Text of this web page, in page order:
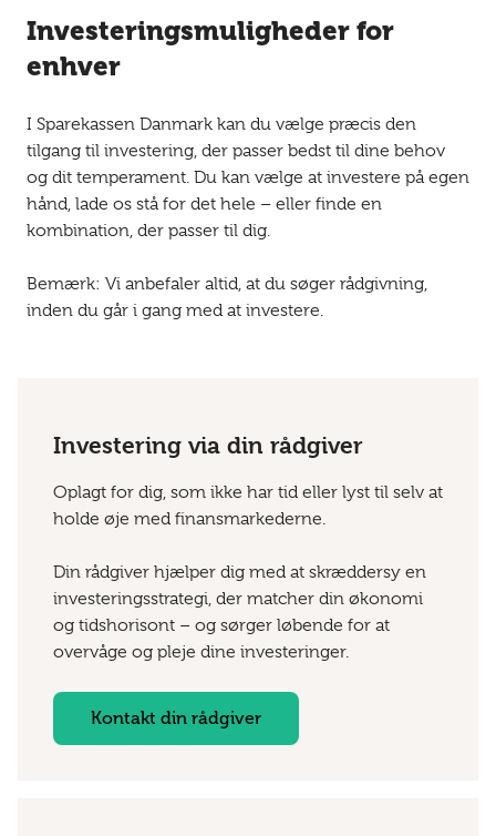
Investeringsmuligheder for
enhver
I Sparekassen Danmark kan du vælge præcis den
tilgang til investering, der passer bedst til dine behov
og dit temperament. Du kan vælge at investere på egen
hånd, lade os stå for det hele – eller finde en
kombination, der passer til dig.
Bemærk: Vi anbefaler altid, at du søger rådgivning,
inden du går i gang med at investere.
Investering via din rådgiver
Oplagt for dig, som ikke har tid eller lyst til selv at
holde øje med finansmarkederne.
Din rådgiver hjælper dig med at skræddersy en
investeringsstrategi, der matcher din økonomi
og tidshorisont – og sørger løbende for at
overvåge og pleje dine investeringer.
Kontakt din rådgiver